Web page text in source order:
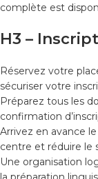
complète est
H3 –
Réservez votre
sécuriser votre
Préparez tous les
confirmation
Arrivez en avance
centre et réduire le
Une organisation